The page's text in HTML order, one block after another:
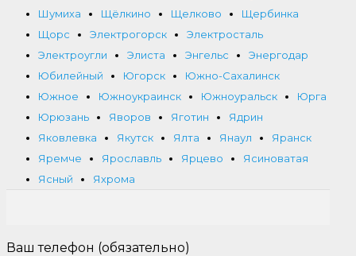
Шумиха
Щёлкино Щелково
Щербинка
Щорс
Электрогорск
Электросталь
Электроугли
Элиста Энгельс
Энергодар
Юбилейный
Югорск
Южно-Сахалинск
Южное
Южноукраинск Южноуральск
Юрга
Юрюзань
Яворов Яготин
Ядрин
Яковлевка
Якутск Ялта Янаул
Яранск
Яремче
Ярославль Ярцево
Ясиноватая
Ясный
Яхрома
Ваш телефон (обязательно)